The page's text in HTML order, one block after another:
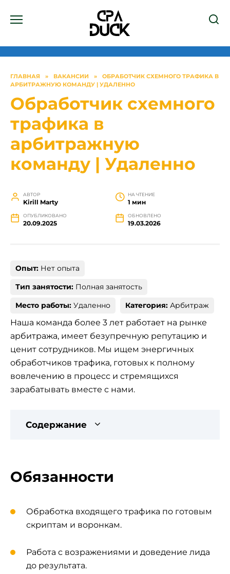
ГЛАВНАЯ » ВАКАНСИИ »
ОБРАБОТЧИК СХЕМНОГО ТРАФИКА В
АРБИТРАЖНУЮ КОМАНДУ | УДАЛЕННО
Обработчик схемного
трафика в
арбитражную
команду | Удаленно
АВТОР
Kirill Marty
НА ЧТЕНИЕ
1 мин
ОПУБЛИКОВАНО
20.09.2025
ОБНОВЛЕНО
19.03.2026
Опыт: Нет опыта
Тип занятости: Полная занятость
Место работы: Удаленно Категория: Арбитраж
Наша команда более 3 лет работает на рынке
арбитража, имеет безупречную репутацию и
ценит сотрудников. Мы ищем энергичных
обработчиков трафика, готовых к полному
вовлечению в процесс и стремящихся
зарабатывать вместе с нами.
Содержание
Обязанности
Обработка входящего трафика по готовым
скриптам и воронкам.
Работа с возражениями и доведение лида
до результата.